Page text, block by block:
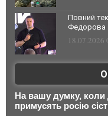
Повний
Федорова
18.07.2026
На вашу думку, коли
примусять росію